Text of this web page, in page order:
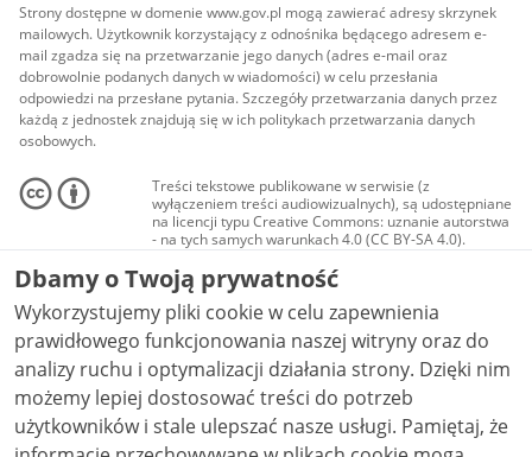
Strony dostępne w domenie www.gov.pl mogą zawierać adresy skrzynek
mailowych. Użytkownik korzystający z odnośnika będącego adresem e-
mail zgadza się na przetwarzanie jego danych (adres e-mail oraz
dobrowolnie podanych danych w wiadomości) w celu przesłania
odpowiedzi na przesłane pytania. Szczegóły przetwarzania danych przez
każdą z jednostek znajdują się w ich politykach przetwarzania danych
osobowych.
Treści tekstowe publikowane w serwisie (z
wyłączeniem treści audiowizualnych), są udostępniane
na licencji typu Creative Commons: uznanie autorstwa
- na tych samych warunkach 4.0 (CC BY-SA 4.0).
Materiały audiowizualne, w tym zdjęcia, materiały
audio i wideo, są udostępniane na licencji typu
Creative Commons: uznanie autorstwa użycie
niekomercyjne - bez utworów zależnych 4.0 (CC BY-
NC-ND 4.0), o ile nie jest to stwierdzone inaczej.
Dbamy o Twoją prywatność
Wykorzystujemy pliki cookie w celu zapewnienia
prawidłowego funkcjonowania naszej witryny oraz do
analizy ruchu i optymalizacji działania strony. Dzięki nim
możemy lepiej dostosować treści do potrzeb
użytkowników i stale ulepszać nasze usługi. Pamiętaj, że